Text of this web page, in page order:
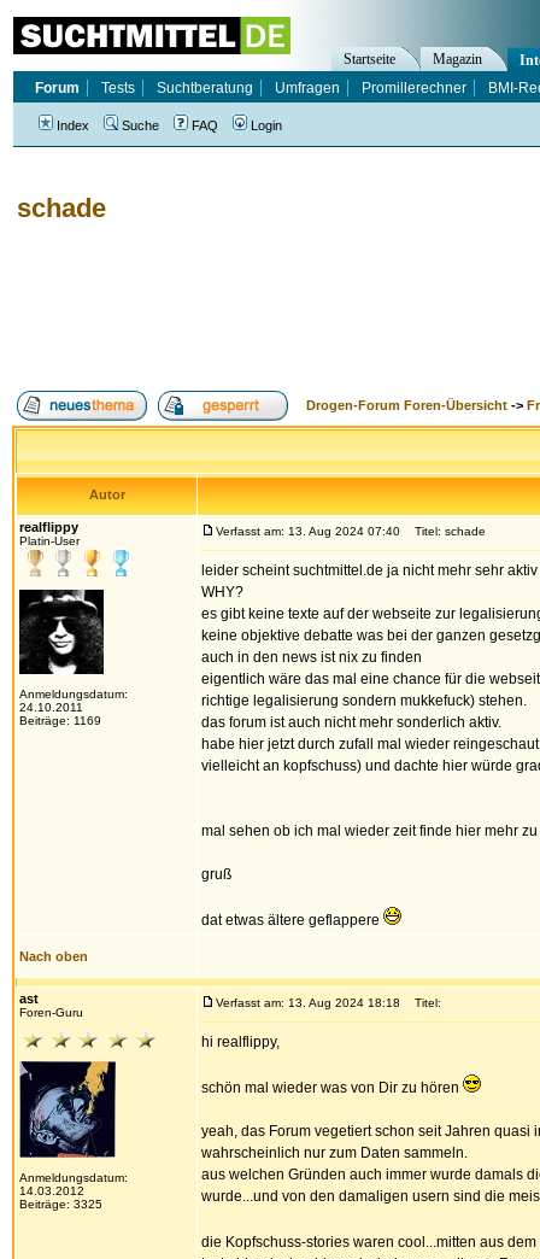
schade
Drogen-Forum Foren-Übersicht ->
Autor
realflippy
Platin-User
Anmeldungsdatum:
24.10.2011
Beiträge: 1169
Verfasst am: 13. Aug 2024 07:40 Titel: schade
leider scheint suchtmittel.de ja nicht mehr sehr
WHY?
es gibt keine texte auf der webseite zur
keine objektive debatte was bei der ganzen
auch in den news ist nix zu finden
eigentlich wäre das mal eine chance für die
richtige legalisierung sondern mukkefuck) stehen.
das forum ist auch nicht mehr sonderlich aktiv.
habe hier jetzt durch zufall mal wieder
vielleicht an kopfschuss) und dachte hier würde
mal sehen ob ich mal wieder zeit finde hier mehr
gruß
dat etwas ältere geflappere
Nach oben
ast
Foren-Guru
Anmeldungsdatum:
14.03.2012
Beiträge: 3325
Verfasst am: 13. Aug 2024 18:18 Titel:
hi realflippy,
schön mal wieder was von Dir zu hören
yeah, das Forum vegetiert schon seit Jahren quasi
wahrscheinlich nur zum Daten sammeln.
aus welchen Gründen auch immer wurde damals
wurde...und von den damaligen usern sind die
die Kopfschuss-stories waren cool...mitten aus
Startseite Magazin
Forum
Tests Suchtberatung Umfragen Promillerechner BMI-
Index Suche FAQ Login